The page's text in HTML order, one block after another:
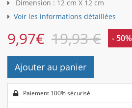
Dimension : 12 cm X 12 cm
Voir les informations détaillées
9,97€ 19,93 € - 50%
Ajouter au panier
Paiement 100% sécurisé